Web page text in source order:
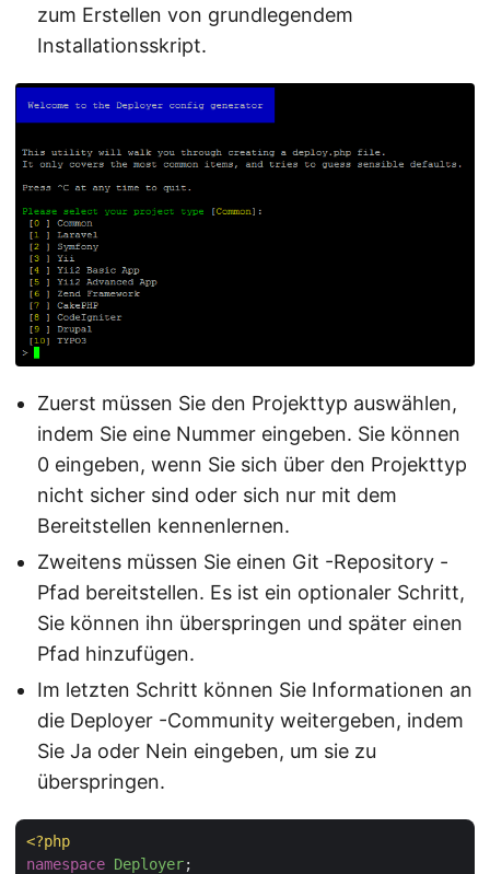
zum Erstellen von grundlegendem
Installationsskript.
Zuerst müssen Sie den Projekttyp auswählen,
indem Sie eine Nummer eingeben. Sie können
0 eingeben, wenn Sie sich über den Projekttyp
nicht sicher sind oder sich nur mit dem
Bereitstellen kennenlernen.
Zweitens müssen Sie einen Git -Repository -
Pfad bereitstellen. Es ist ein optionaler Schritt,
Sie können ihn überspringen und später einen
Pfad hinzufügen.
Im letzten Schritt können Sie Informationen an
die Deployer -Community weitergeben, indem
Sie Ja oder Nein eingeben, um sie zu
überspringen.
<?php
namespace Deployer;